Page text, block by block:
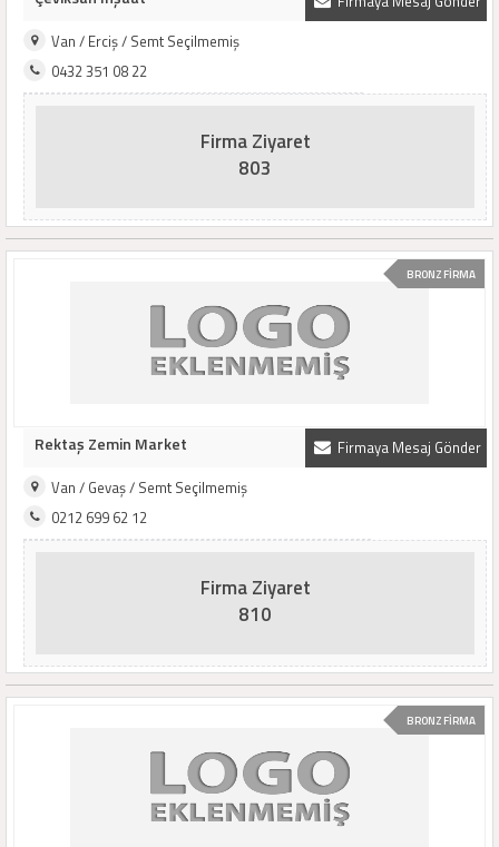
Van / Erciş / Semt Seçilmemiş
0432 351 08 22
Firma Ziyaret
803
BRONZ FİRMA
Firmaya Mesaj Gönder
Rektaş Zemin Market
Van / Gevaş / Semt Seçilmemiş
0212 699 62 12
Firma Ziyaret
810
BRONZ FİRMA